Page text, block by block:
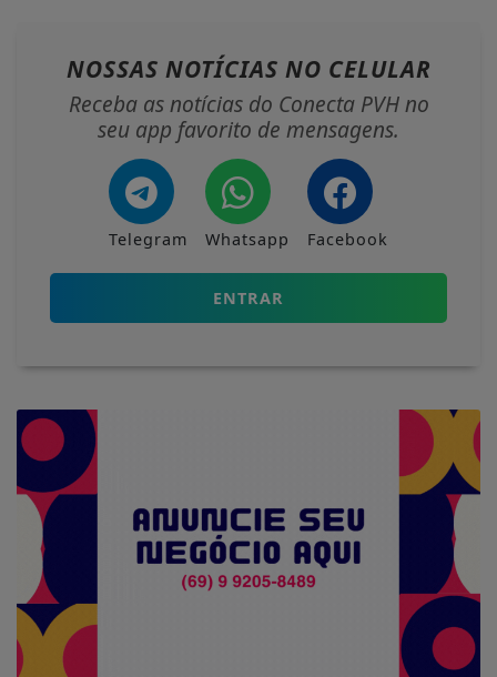
NOSSAS NOTÍCIAS NO CELULAR
Receba as notícias do Conecta PVH no
seu app favorito de mensagens.
Telegram Whatsapp Facebook
ENTRAR